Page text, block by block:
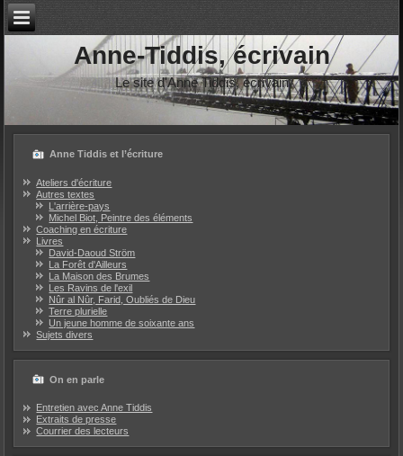
Anne-Tiddis, écrivain
Le site d'Anne Tiddis, écrivain
Anne Tiddis et l’écriture
Ateliers d'écriture
Autres textes
L'arrière-pays
Michel Biot, Peintre des éléments
Coaching en écriture
Livres
David-Daoud Ström
La Forêt d'Ailleurs
La Maison des Brumes
Les Ravins de l'exil
Nûr al Nûr, Farid, Oubliés de Dieu
Terre plurielle
Un jeune homme de soixante ans
Sujets divers
On en parle
Entretien avec Anne Tiddis
Extraits de presse
Courrier des lecteurs